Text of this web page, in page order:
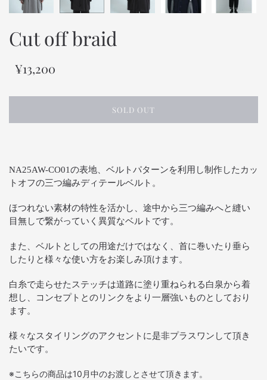
Cut off braid
¥13,200
SOLD OUT
NA25AW-CO01の表地、ベルトパターンを利用し制作したカッ
トオフの三つ編みディテールベルト。
ほつれない素材の特性を活かし、途中から三つ編みへと縫い
目無しで繋がっていく異質なベルトです。
また、ベルトとしての用途だけではなく、首に巻いたり垂ら
したりと様々な使い方をお楽しみ頂けます。
白糸で走らせたステッチは道路に塗り重ねられる白泉から着
想し、コンセプトとのリンクをより一層強いものとしており
ます。
様々なスタイリングのアクセントに是非プラスワンして頂き
たいです。
※こちらの商品は10月中のお渡しとさせて頂きます。